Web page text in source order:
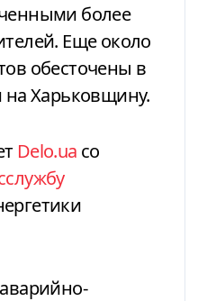
более
Еще около
обесточены в
на Харьковщину.
Delo.ua со